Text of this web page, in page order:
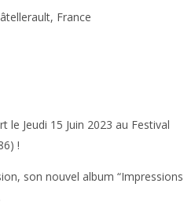
France
le Jeudi 15 Juin 2023 au Festival
!
son nouvel album “Impressions